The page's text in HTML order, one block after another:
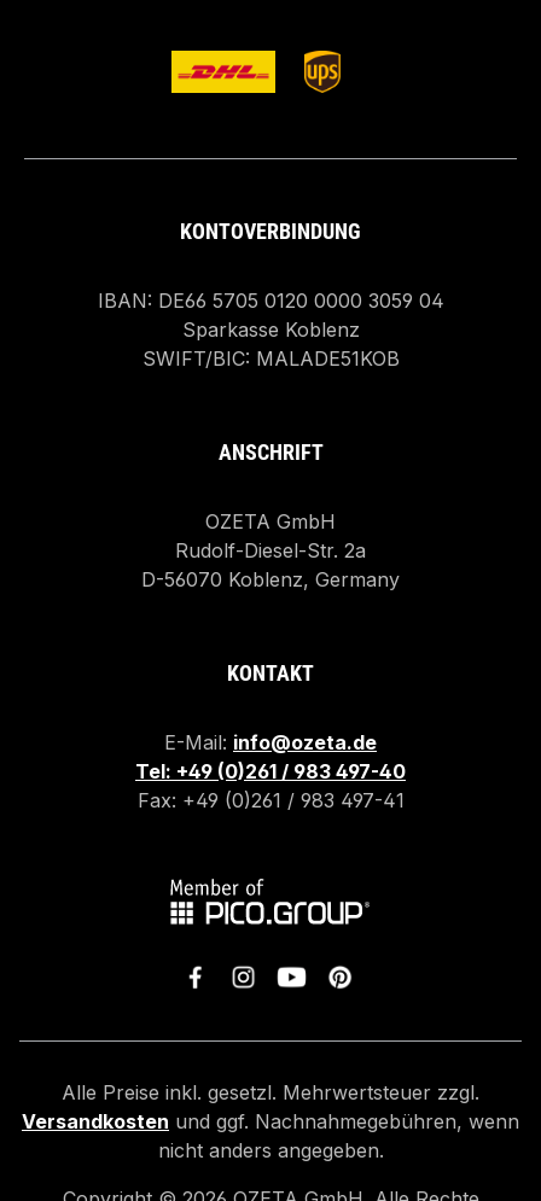
KONTOVERBINDUNG
IBAN: DE66 5705 0120 0000 3059 04
Sparkasse Koblenz
SWIFT/BIC: MALADE51KOB
ANSCHRIFT
OZETA GmbH
Rudolf-Diesel-Str. 2a
D-56070 Koblenz, Germany
KONTAKT
E-Mail: info@ozeta.de
Tel: +49 (0)261 / 983 497-40
Fax: +49 (0)261 / 983 497-41
Alle Preise inkl. gesetzl. Mehrwertsteuer zzgl.
Versandkosten und ggf. Nachnahmegebühren, wenn
nicht anders angegeben.